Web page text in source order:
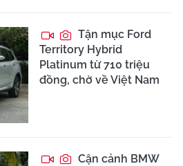
Tận mục Ford
Territory Hybrid
Platinum từ 710 triệu
đồng, chờ về Việt Nam
Cận cảnh BMW